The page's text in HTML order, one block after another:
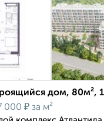
дом, 80м²,
000 ₽ за м²